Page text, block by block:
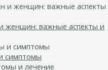
женщин: важные аспекты и
симптомы